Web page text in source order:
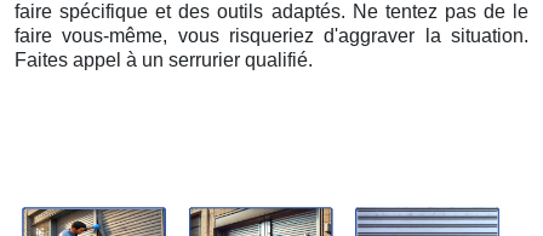
faire spécifique et des outils adaptés. Ne tentez pas de le
faire vous-même, vous risqueriez d'aggraver la situation.
Faites appel à un serrurier qualifié.